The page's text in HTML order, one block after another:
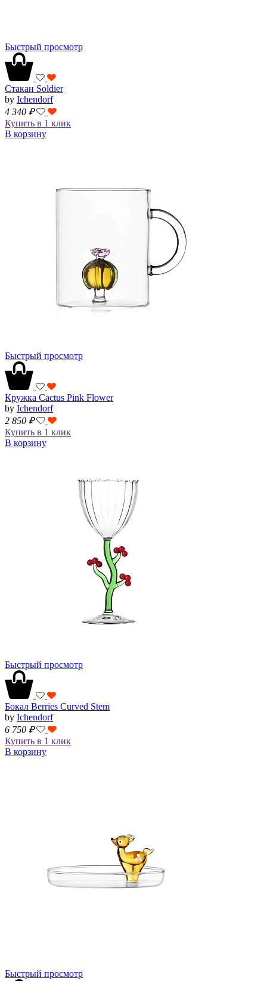
Быстрый просмотр
Стакан Soldier
by Ichendorf
4 340 ₽
Купить в 1 клик
В корзину
Быстрый просмотр
Кружка Cactus Pink Flower
by Ichendorf
2 850 ₽
Купить в 1 клик
В корзину
Быстрый просмотр
Бокал Berries Curved Stem
by Ichendorf
6 750 ₽
Купить в 1 клик
В корзину
Быстрый просмотр